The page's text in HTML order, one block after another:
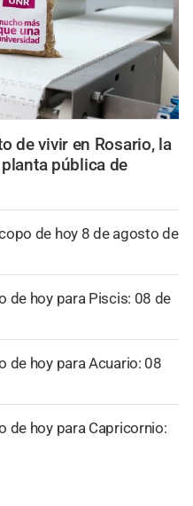
de vivir en Rosario, la
pública de
de hoy 8 de agosto de
de hoy para Piscis: 08 de
de hoy para Acuario: 08
de hoy para Capricornio: